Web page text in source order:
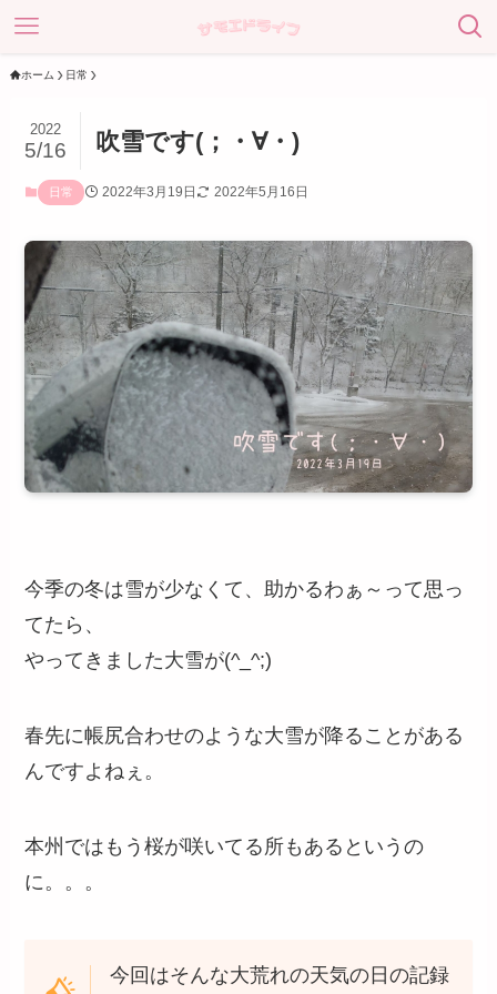
ホーム 日常
吹雪です(；・∀・)
2022
5/16
日常 2022年3月19日 2022年5月16日
今季の冬は雪が少なくて、助かるわぁ～って思っ
てたら、
やってきました大雪が(^_^;)
春先に帳尻合わせのような大雪が降ることがある
んですよねぇ。
本州ではもう桜が咲いてる所もあるというの
に。。。
今回はそんな大荒れの天気の日の記録